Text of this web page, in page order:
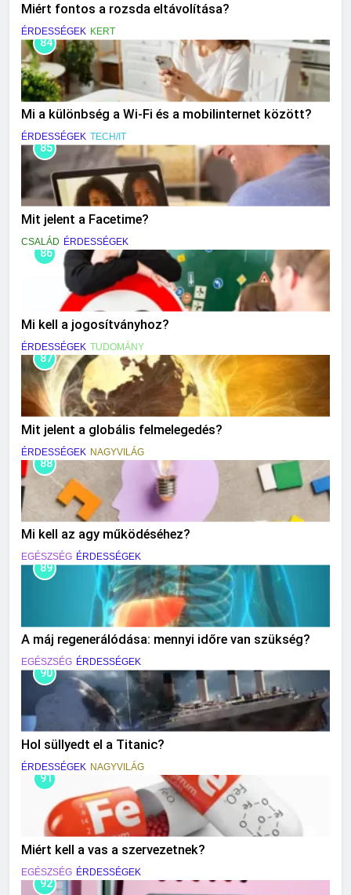
Miért fontos a rozsda eltávolítása?
ÉRDESSÉGEK KERT
84
Mi a különbség a Wi-Fi és a mobilinternet között?
ÉRDESSÉGEK TECH/IT
85
Mit jelent a Facetime?
CSALÁD ÉRDESSÉGEK
86
Mi kell a jogosítványhoz?
ÉRDESSÉGEK TUDOMÁNY
87
Mit jelent a globális felmelegedés?
ÉRDESSÉGEK NAGYVILÁG
88
Mi kell az agy működéséhez?
EGÉSZSÉG ÉRDESSÉGEK
89
A máj regenerálódása: mennyi időre van szükség?
EGÉSZSÉG ÉRDESSÉGEK
90
Hol süllyedt el a Titanic?
ÉRDESSÉGEK NAGYVILÁG
91
Miért kell a vas a szervezetnek?
EGÉSZSÉG ÉRDESSÉGEK
92